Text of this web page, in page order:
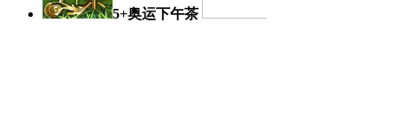
5+奥运下午茶